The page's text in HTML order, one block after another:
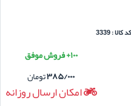
کد کالا : 3339
۱۰۰+ فروش موفق
۳۸۵/۰۰۰تومان
امکان ارسال روزانه